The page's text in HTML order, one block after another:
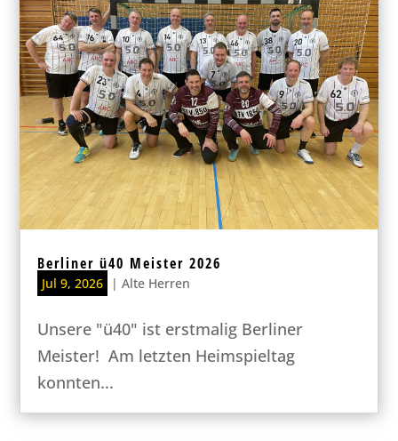
Berliner ü40 Meister 2026
Jul 9, 2026 |Alte Herren
Unsere "ü40" ist erstmalig Berliner
Meister! Am letzten Heimspieltag
konnten...